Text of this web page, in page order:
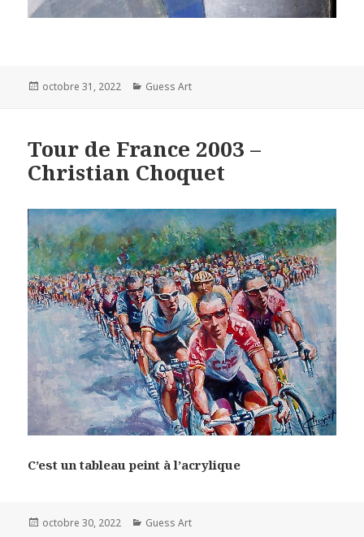
Posted
octobre 31, 2022 Categories
Guess Art
Tour de France 2003 –
Christian Choquet
C’est un tableau peint à l’acrylique
Posted
octobre 30, 2022 Categories
Guess Art